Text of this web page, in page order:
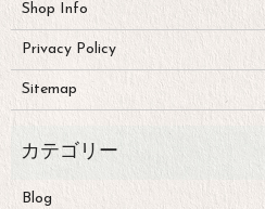
Shop Info
Privacy Policy
Sitemap
Blog